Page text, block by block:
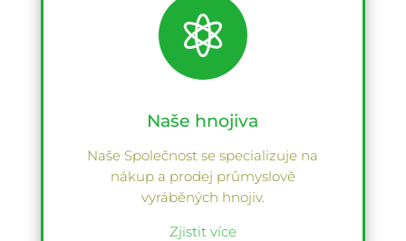

Naše hnojiva
Naše Společnost se specializuje na
nákup a prodej průmyslově
vyráběných hnojiv.
Zjistit více